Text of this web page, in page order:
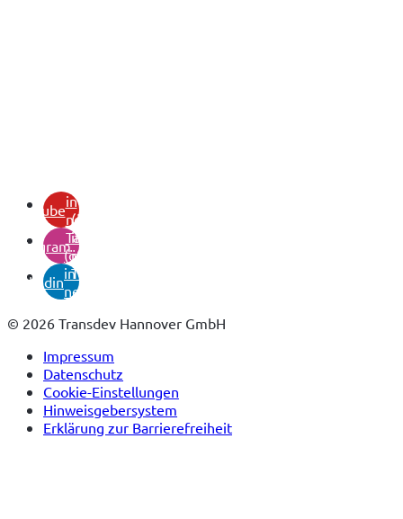
youtubein
neuem
Tab)
instagram
(öffnet
in
neuem
Tab)
linkedin
(öffnet
in
neuem
© 2026 Transdev Hannover GmbH
Impressum
Datenschutz
Cookie-Einstellungen
Hinweisgebersystem
Erklärung zur Barrierefreiheit